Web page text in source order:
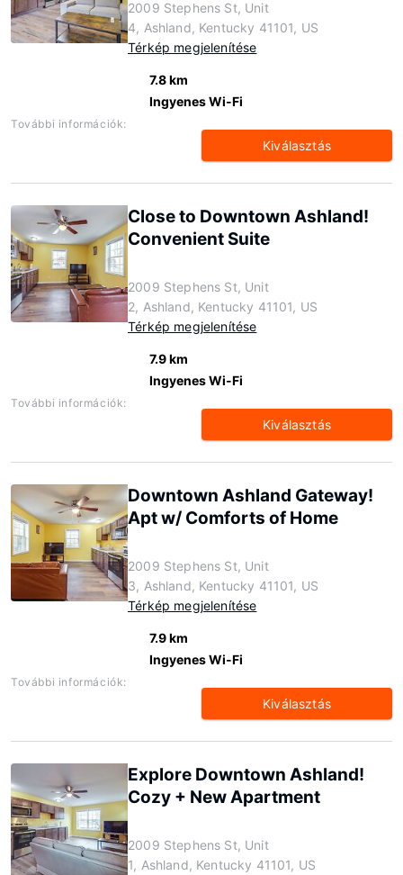
2009 Stephens St, Unit
4, Ashland, Kentucky 41101, US
Térkép megjelenítése
7.8 km
Ingyenes Wi-Fi
További információk:
Kiválasztás
Close to Downtown Ashland!
Convenient Suite
2009 Stephens St, Unit
2, Ashland, Kentucky 41101, US
Térkép megjelenítése
7.9 km
Ingyenes Wi-Fi
További információk:
Kiválasztás
Downtown Ashland Gateway!
Apt w/ Comforts of Home
2009 Stephens St, Unit
3, Ashland, Kentucky 41101, US
Térkép megjelenítése
7.9 km
Ingyenes Wi-Fi
További információk:
Kiválasztás
Explore Downtown Ashland!
Cozy + New Apartment
2009 Stephens St, Unit
1, Ashland, Kentucky 41101, US